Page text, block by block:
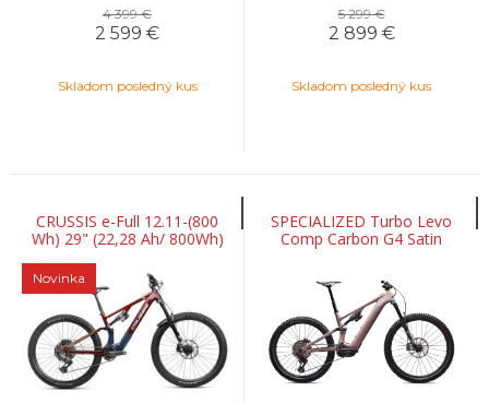
4 399 €
2 599 €
Skladom posledný kus
5 299 €
2 899 €
Skladom posledný kus
CRUSSIS e-Full 12.11-(800
Wh) 29" (22,28 Ah/ 800Wh)
Novinka
SPECIALIZED Turbo Levo
Comp Carbon G4 Satin
Champagne / Metallic